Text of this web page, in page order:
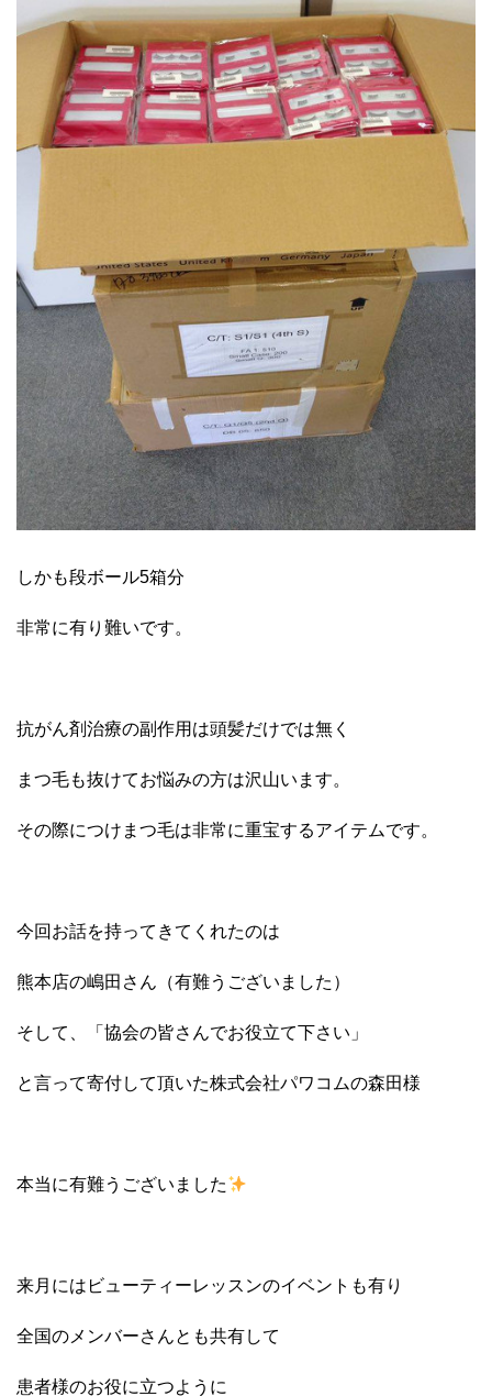
しかも段ボール5箱分
非常に有り難いです。
抗がん剤治療の副作用は頭髪だけでは無く
まつ毛も抜けてお悩みの方は沢山います。
その際につけまつ毛は非常に重宝するアイテムです。
今回お話を持ってきてくれたのは
熊本店の嶋田さん（有難うございました）
そして、「協会の皆さんでお役立て下さい」
と言って寄付して頂いた株式会社パワコムの森田様
本当に有難うございました
来月にはビューティーレッスンのイベントも有り
全国のメンバーさんとも共有して
患者様のお役に立つように